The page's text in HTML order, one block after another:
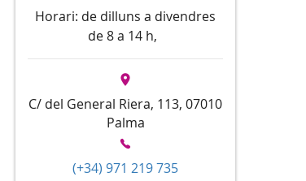
Horari: de dilluns a divendres
de 8 a 14 h,
C/ del General Riera, 113, 07010
Palma
(+34) 971 219 735